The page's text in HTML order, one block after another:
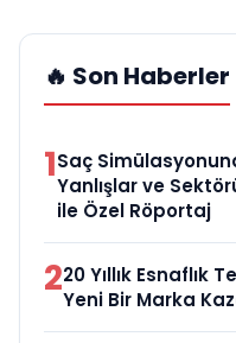
🔥 Son Haberler
1Saç
Yanlışlar ve
ile Özel Röportaj
220 Yıllık Esnaflık
Yeni Bir Marka